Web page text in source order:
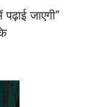
जाएगी”